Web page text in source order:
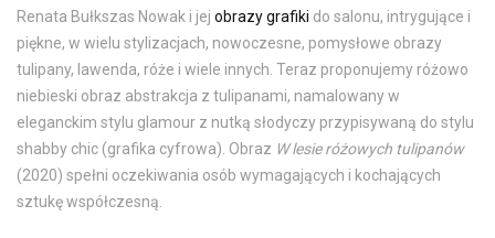
Renata Bułkszas Nowak i jej obrazy grafiki do salonu, intrygujące i
piękne, w wielu stylizacjach, nowoczesne, pomysłowe obrazy
tulipany, lawenda, róże i wiele innych. Teraz proponujemy różowo
niebieski obraz abstrakcja z tulipanami, namalowany w
eleganckim stylu glamour z nutką słodyczy przypisywaną do stylu
shabby chic (grafika cyfrowa). Obraz W lesie różowych tulipanów
(2020) spełni oczekiwania osób wymagających i kochających
sztukę współczesną.